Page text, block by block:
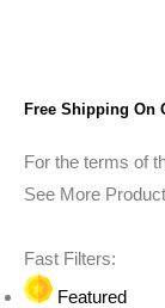
Free Shipping On
For the terms of
See More
Fast Filters:
Featured